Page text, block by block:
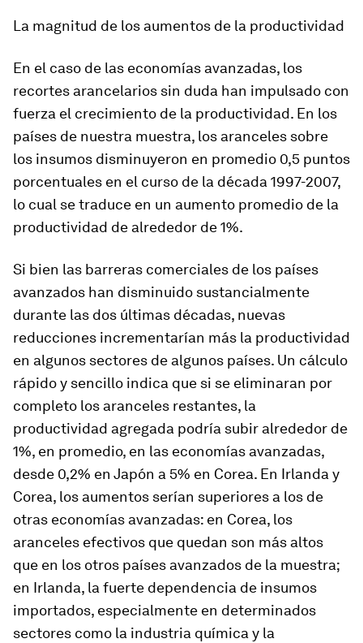
La magnitud de los aumentos de la productividad
En el caso de las economías avanzadas, los
recortes arancelarios sin duda han impulsado con
fuerza el crecimiento de la productividad. En los
países de nuestra muestra, los aranceles sobre
los insumos disminuyeron en promedio 0,5 puntos
porcentuales en el curso de la década 1997-2007,
lo cual se traduce en un aumento promedio de la
productividad de alrededor de 1%.
Si bien las barreras comerciales de los países
avanzados han disminuido sustancialmente
durante las dos últimas décadas, nuevas
reducciones incrementarían más la productividad
en algunos sectores de algunos países. Un cálculo
rápido y sencillo indica que si se eliminaran por
completo los aranceles restantes, la
productividad agregada podría subir alrededor de
1%, en promedio, en las economías avanzadas,
desde 0,2% en Japón a 5% en Corea. En Irlanda y
Corea, los aumentos serían superiores a los de
otras economías avanzadas: en Corea, los
aranceles efectivos que quedan son más altos
que en los otros países avanzados de la muestra;
en Irlanda, la fuerte dependencia de insumos
importados, especialmente en determinados
sectores como la industria química y la